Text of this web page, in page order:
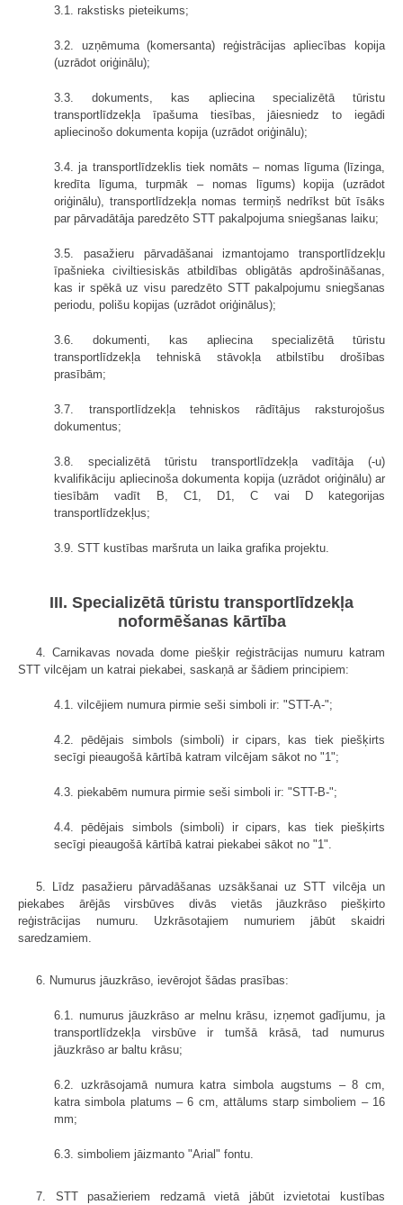
3.1. rakstisks pieteikums;
3.2. uzņēmuma (komersanta) reģistrācijas apliecības kopija
(uzrādot oriģinālu);
3.3. dokuments, kas apliecina specializētā tūristu
transportlīdzekļa īpašuma tiesības, jāiesniedz to iegādi
apliecinošo dokumenta kopija (uzrādot oriģinālu);
3.4. ja transportlīdzeklis tiek nomāts – nomas līguma (līzinga,
kredīta līguma, turpmāk – nomas līgums) kopija (uzrādot
oriģinālu), transportlīdzekļa nomas termiņš nedrīkst būt īsāks
par pārvadātāja paredzēto STT pakalpojuma sniegšanas laiku;
3.5. pasažieru pārvadāšanai izmantojamo transportlīdzekļu
īpašnieka civiltiesiskās atbildības obligātās apdrošināšanas,
kas ir spēkā uz visu paredzēto STT pakalpojumu sniegšanas
periodu, polišu kopijas (uzrādot oriģinālus);
3.6. dokumenti, kas apliecina specializētā tūristu
transportlīdzekļa tehniskā stāvokļa atbilstību drošības
prasībām;
3.7. transportlīdzekļa tehniskos rādītājus raksturojošus
dokumentus;
3.8. specializētā tūristu transportlīdzekļa vadītāja (-u)
kvalifikāciju apliecinoša dokumenta kopija (uzrādot oriģinālu) ar
tiesībām vadīt B, C1, D1, C vai D kategorijas
transportlīdzekļus;
3.9. STT kustības maršruta un laika grafika projektu.
III. Specializētā tūristu transportlīdzekļa
noformēšanas kārtība
4. Carnikavas novada dome piešķir reģistrācijas numuru katram
STT vilcējam un katrai piekabei, saskaņā ar šādiem principiem:
4.1. vilcējiem numura pirmie seši simboli ir: "STT-A-";
4.2. pēdējais simbols (simboli) ir cipars, kas tiek piešķirts
secīgi pieaugošā kārtībā katram vilcējam sākot no "1";
4.3. piekabēm numura pirmie seši simboli ir: "STT-B-";
4.4. pēdējais simbols (simboli) ir cipars, kas tiek piešķirts
secīgi pieaugošā kārtībā katrai piekabei sākot no "1".
5. Līdz pasažieru pārvadāšanas uzsākšanai uz STT vilcēja un
piekabes ārējās virsbūves divās vietās jāuzkrāso piešķirto
reģistrācijas numuru. Uzkrāsotajiem numuriem jābūt skaidri
saredzamiem.
6. Numurus jāuzkrāso, ievērojot šādas prasības:
6.1. numurus jāuzkrāso ar melnu krāsu, izņemot gadījumu, ja
transportlīdzekļa virsbūve ir tumšā krāsā, tad numurus
jāuzkrāso ar baltu krāsu;
6.2. uzkrāsojamā numura katra simbola augstums – 8 cm,
katra simbola platums – 6 cm, attālums starp simboliem – 16
mm;
6.3. simboliem jāizmanto "Arial" fontu.
7. STT pasažieriem redzamā vietā jābūt izvietotai kustības